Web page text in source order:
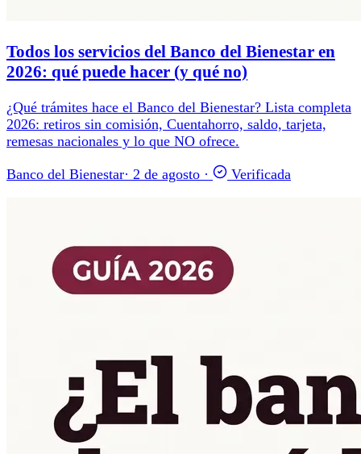
Todos los servicios del Banco del Bienestar en
2026: qué puede hacer (y qué no)
¿Qué trámites hace el Banco del Bienestar? Lista completa
2026: retiros sin comisión, Cuentahorro, saldo, tarjeta,
remesas nacionales y lo que NO ofrece.
Banco del Bienestar· 2 de agosto · Verificada